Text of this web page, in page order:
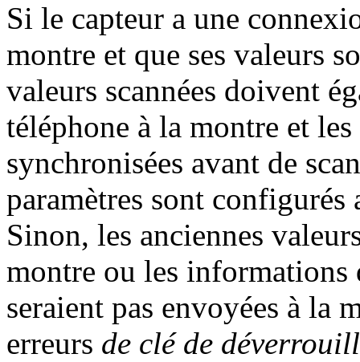
Si le capteur a une
montre et que ses valeurs
valeurs scannées doivent
téléphone à la montre et
synchronisées avant de
paramètres sont
Sinon, les anciennes
montre ou les
seraient pas envoyées à la
erreurs de clé de